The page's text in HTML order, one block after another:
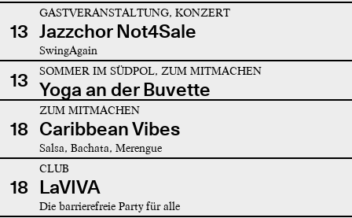
13
GASTVERANSTALTUNG, KONZERT
Jazzchor Not4Sale
SwingAgain
13 SOMMER IM SÜDPOL, ZUM MITMACHEN
Yoga an der Buvette
18
ZUM MITMACHEN
Caribbean Vibes
Salsa, Bachata, Merengue
18
CLUB
LaVIVA
Die barrierefreie Party für alle